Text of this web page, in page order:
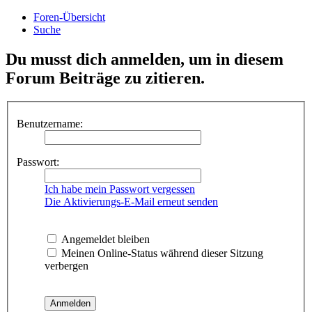
Foren-Übersicht
Suche
Du musst dich anmelden, um in diesem
Forum Beiträge zu zitieren.
Benutzername:
Passwort:
Ich habe mein Passwort vergessen
Die Aktivierungs-E-Mail erneut senden
Angemeldet bleiben
Meinen Online-Status während dieser Sitzung
verbergen